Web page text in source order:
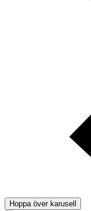
Hoppa över karusell